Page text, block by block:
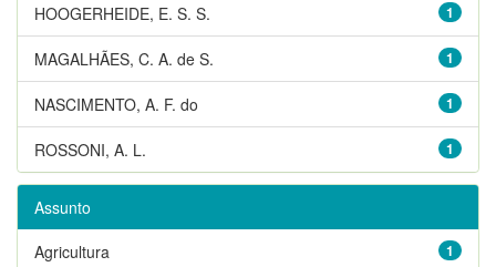
1
HOOGERHEIDE, E. S. S.
1
MAGALHÃES, C. A. de S.
1
NASCIMENTO, A. F. do
1
ROSSONI, A. L.
Assunto
1
Agricultura